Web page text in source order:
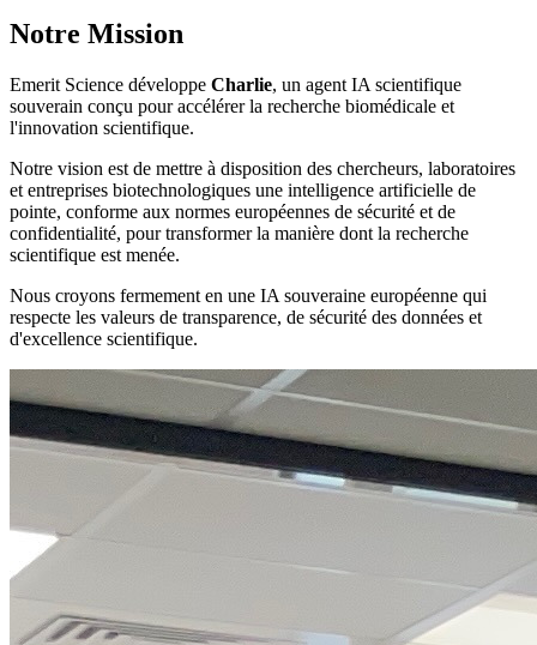
Notre Mission
Emerit Science développe Charlie, un agent IA scientifique
souverain conçu pour accélérer la recherche biomédicale et
l'innovation scientifique.
Notre vision est de mettre à disposition des chercheurs, laboratoires
et entreprises biotechnologiques une intelligence artificielle de
pointe, conforme aux normes européennes de sécurité et de
confidentialité, pour transformer la manière dont la recherche
scientifique est menée.
Nous croyons fermement en une IA souveraine européenne qui
respecte les valeurs de transparence, de sécurité des données et
d'excellence scientifique.